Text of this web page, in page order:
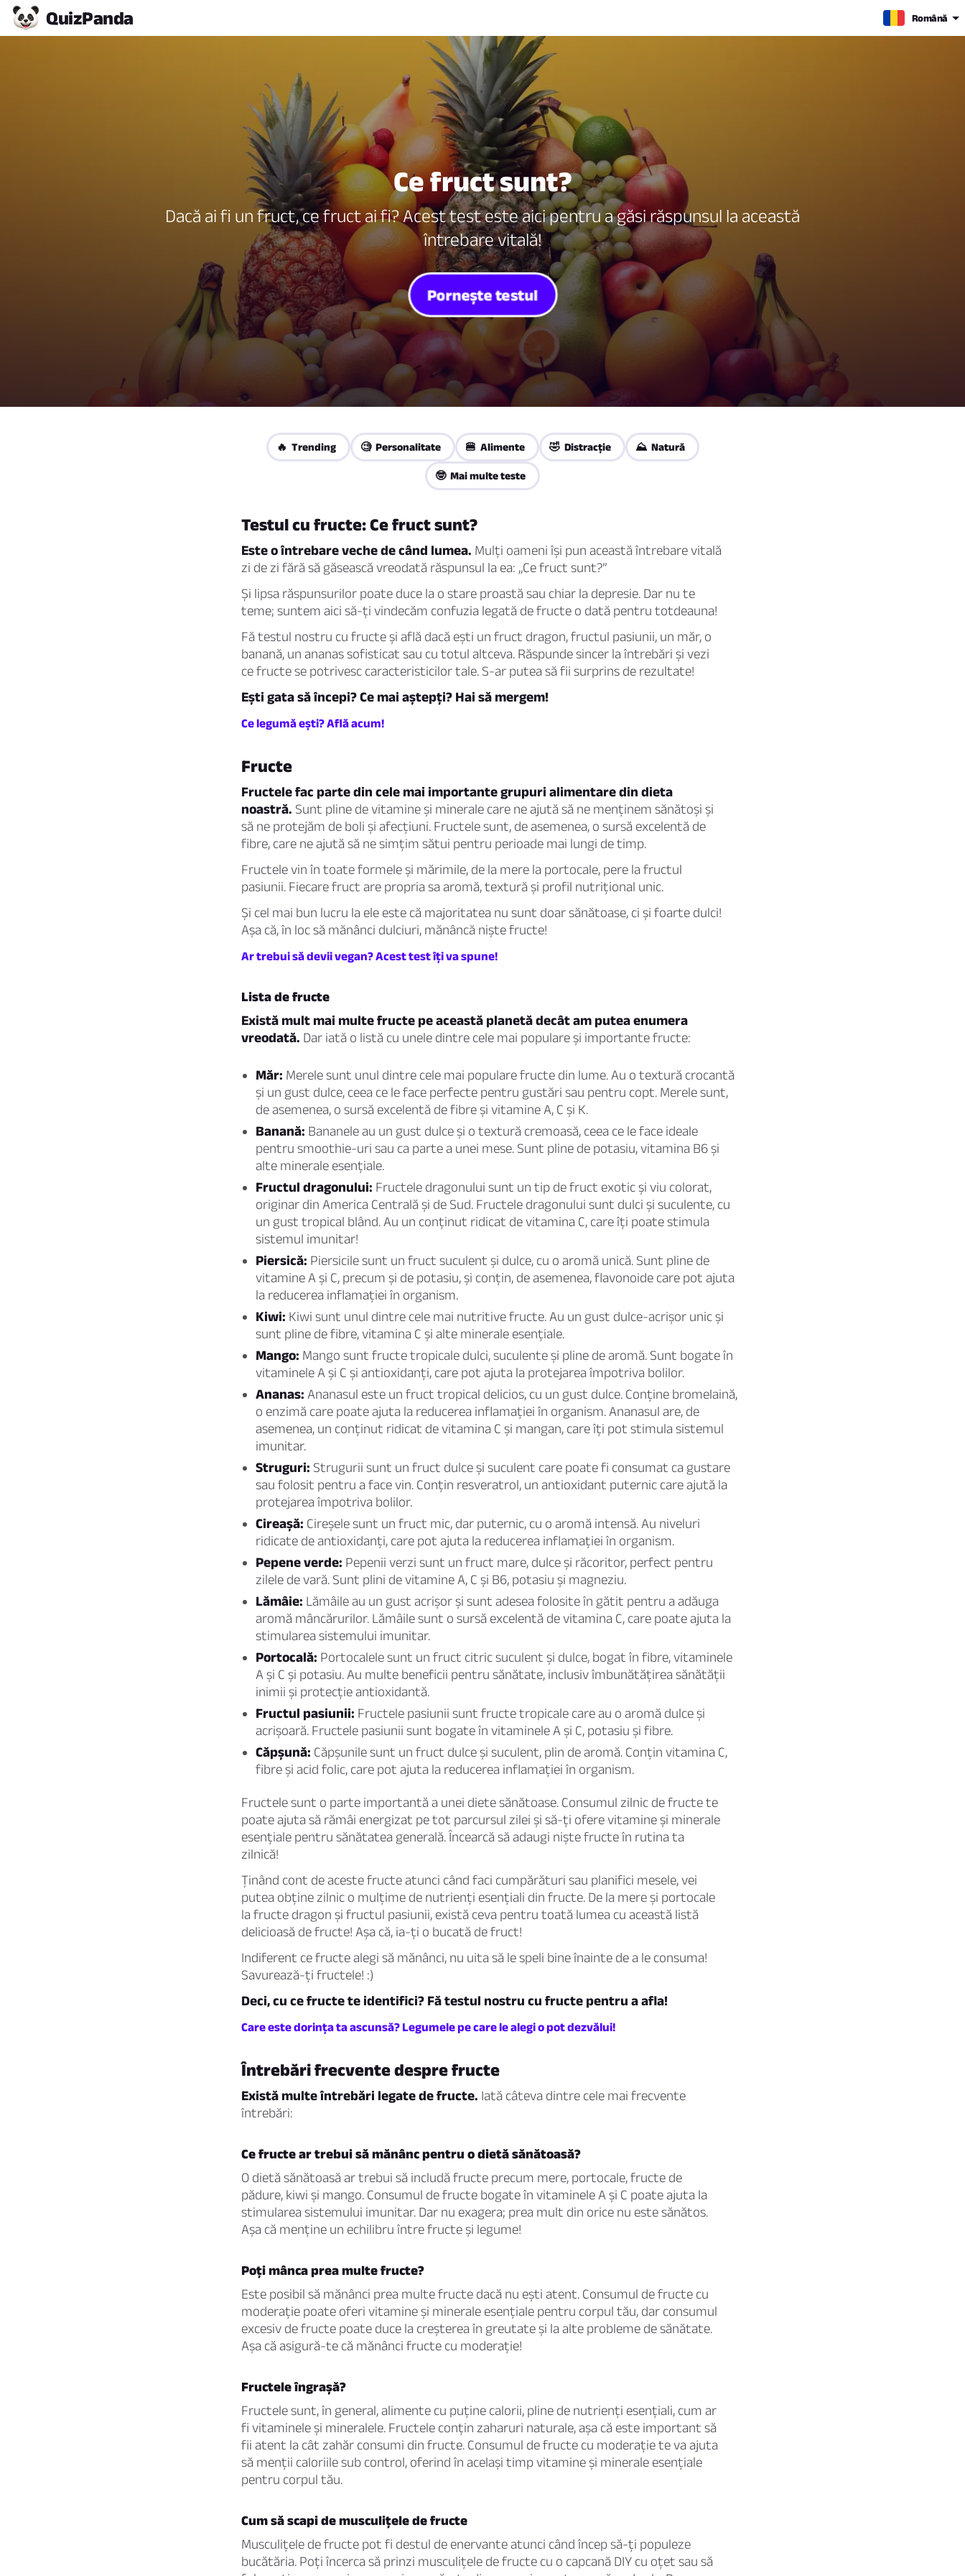
QuizPanda Română
Ce fruct sunt?
Dacă ai fi un fruct, ce fruct ai fi? Acest test este aici pentru a găsi răspunsul la această
întrebare vitală!
Pornește testul
🔥 Trending 🧐 Personalitate 🍔 Alimente 🤣 Distracţie ⛰️ Natură
🤓 Mai multe teste
Testul cu fructe: Ce fruct sunt?
Este o întrebare veche de când lumea. Mulți oameni își pun această întrebare vitală
zi de zi fără să găsească vreodată răspunsul la ea: „Ce fruct sunt?”
Și lipsa răspunsurilor poate duce la o stare proastă sau chiar la depresie. Dar nu te
teme; suntem aici să-ți vindecăm confuzia legată de fructe o dată pentru totdeauna!
Fă testul nostru cu fructe și află dacă ești un fruct dragon, fructul pasiunii, un măr, o
banană, un ananas sofisticat sau cu totul altceva. Răspunde sincer la întrebări și vezi
ce fructe se potrivesc caracteristicilor tale. S-ar putea să fii surprins de rezultate!
Ești gata să începi? Ce mai aștepți? Hai să mergem!
Ce legumă ești? Află acum!
Fructe
Fructele fac parte din cele mai importante grupuri alimentare din dieta
noastră. Sunt pline de vitamine și minerale care ne ajută să ne menținem sănătoși și
să ne protejăm de boli și afecțiuni. Fructele sunt, de asemenea, o sursă excelentă de
fibre, care ne ajută să ne simțim sătui pentru perioade mai lungi de timp.
Fructele vin în toate formele și mărimile, de la mere la portocale, pere la fructul
pasiunii. Fiecare fruct are propria sa aromă, textură și profil nutrițional unic.
Și cel mai bun lucru la ele este că majoritatea nu sunt doar sănătoase, ci și foarte dulci!
Așa că, în loc să mănânci dulciuri, mănâncă niște fructe!
Ar trebui să devii vegan? Acest test îți va spune!
Lista de fructe
Există mult mai multe fructe pe această planetă decât am putea enumera
vreodată. Dar iată o listă cu unele dintre cele mai populare și importante fructe:
Măr: Merele sunt unul dintre cele mai populare fructe din lume. Au o textură crocantă
și un gust dulce, ceea ce le face perfecte pentru gustări sau pentru copt. Merele sunt,
de asemenea, o sursă excelentă de fibre și vitamine A, C și K.
Banană: Bananele au un gust dulce și o textură cremoasă, ceea ce le face ideale
pentru smoothie-uri sau ca parte a unei mese. Sunt pline de potasiu, vitamina B6 și
alte minerale esențiale.
Fructul dragonului: Fructele dragonului sunt un tip de fruct exotic și viu colorat,
originar din America Centrală și de Sud. Fructele dragonului sunt dulci și suculente, cu
un gust tropical blând. Au un conținut ridicat de vitamina C, care îți poate stimula
sistemul imunitar!
Piersică: Piersicile sunt un fruct suculent și dulce, cu o aromă unică. Sunt pline de
vitamine A și C, precum și de potasiu, și conțin, de asemenea, flavonoide care pot ajuta
la reducerea inflamației în organism.
Kiwi: Kiwi sunt unul dintre cele mai nutritive fructe. Au un gust dulce-acrișor unic și
sunt pline de fibre, vitamina C și alte minerale esențiale.
Mango: Mango sunt fructe tropicale dulci, suculente și pline de aromă. Sunt bogate în
vitaminele A și C și antioxidanți, care pot ajuta la protejarea împotriva bolilor.
Ananas: Ananasul este un fruct tropical delicios, cu un gust dulce. Conține bromelaină,
o enzimă care poate ajuta la reducerea inflamației în organism. Ananasul are, de
asemenea, un conținut ridicat de vitamina C și mangan, care îți pot stimula sistemul
imunitar.
Struguri: Strugurii sunt un fruct dulce și suculent care poate fi consumat ca gustare
sau folosit pentru a face vin. Conțin resveratrol, un antioxidant puternic care ajută la
protejarea împotriva bolilor.
Cireașă: Cireșele sunt un fruct mic, dar puternic, cu o aromă intensă. Au niveluri
ridicate de antioxidanți, care pot ajuta la reducerea inflamației în organism.
Pepene verde: Pepenii verzi sunt un fruct mare, dulce și răcoritor, perfect pentru
zilele de vară. Sunt plini de vitamine A, C și B6, potasiu și magneziu.
Lămâie: Lămâile au un gust acrișor și sunt adesea folosite în gătit pentru a adăuga
aromă mâncărurilor. Lămâile sunt o sursă excelentă de vitamina C, care poate ajuta la
stimularea sistemului imunitar.
Portocală: Portocalele sunt un fruct citric suculent și dulce, bogat în fibre, vitaminele
A și C și potasiu. Au multe beneficii pentru sănătate, inclusiv îmbunătățirea sănătății
inimii și protecție antioxidantă.
Fructul pasiunii: Fructele pasiunii sunt fructe tropicale care au o aromă dulce și
acrișoară. Fructele pasiunii sunt bogate în vitaminele A și C, potasiu și fibre.
Căpșună: Căpșunile sunt un fruct dulce și suculent, plin de aromă. Conțin vitamina C,
fibre și acid folic, care pot ajuta la reducerea inflamației în organism.
Fructele sunt o parte importantă a unei diete sănătoase. Consumul zilnic de fructe te
poate ajuta să rămâi energizat pe tot parcursul zilei și să-ți ofere vitamine și minerale
esențiale pentru sănătatea generală. Încearcă să adaugi niște fructe în rutina ta
zilnică!
Ținând cont de aceste fructe atunci când faci cumpărături sau planifici mesele, vei
putea obține zilnic o mulțime de nutrienți esențiali din fructe. De la mere și portocale
la fructe dragon și fructul pasiunii, există ceva pentru toată lumea cu această listă
delicioasă de fructe! Așa că, ia-ți o bucată de fruct!
Indiferent ce fructe alegi să mănânci, nu uita să le speli bine înainte de a le consuma!
Savurează-ți fructele! :)
Deci, cu ce fructe te identifici? Fă testul nostru cu fructe pentru a afla!
Care este dorința ta ascunsă? Legumele pe care le alegi o pot dezvălui!
Întrebări frecvente despre fructe
Există multe întrebări legate de fructe. Iată câteva dintre cele mai frecvente
întrebări:
Ce fructe ar trebui să mănânc pentru o dietă sănătoasă?
O dietă sănătoasă ar trebui să includă fructe precum mere, portocale, fructe de
pădure, kiwi și mango. Consumul de fructe bogate în vitaminele A și C poate ajuta la
stimularea sistemului imunitar. Dar nu exagera; prea mult din orice nu este sănătos.
Așa că menține un echilibru între fructe și legume!
Poți mânca prea multe fructe?
Este posibil să mănânci prea multe fructe dacă nu ești atent. Consumul de fructe cu
moderație poate oferi vitamine și minerale esențiale pentru corpul tău, dar consumul
excesiv de fructe poate duce la creșterea în greutate și la alte probleme de sănătate.
Așa că asigură-te că mănânci fructe cu moderație!
Fructele îngrașă?
Fructele sunt, în general, alimente cu puține calorii, pline de nutrienți esențiali, cum ar
fi vitaminele și mineralele. Fructele conțin zaharuri naturale, așa că este important să
fii atent la cât zahăr consumi din fructe. Consumul de fructe cu moderație te va ajuta
să menții caloriile sub control, oferind în același timp vitamine și minerale esențiale
pentru corpul tău.
Cum să scapi de musculițele de fructe
Musculițele de fructe pot fi destul de enervante atunci când încep să-ți populeze
bucătăria. Poți încerca să prinzi musculițele de fructe cu o capcană DIY cu oțet sau să